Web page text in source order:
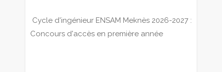
Cycle d'ingénieur ENSAM Meknès 2026-2027 :
Concours d'accès en première année